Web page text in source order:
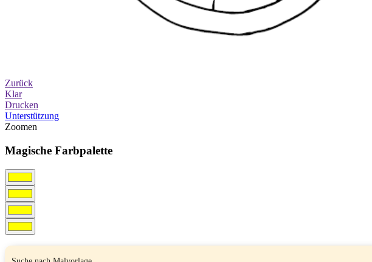
Zurück
Klar
Drucken
Unterstützung
Zoomen
Magische Farbpalette